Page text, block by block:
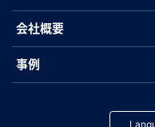
会社概要
事例